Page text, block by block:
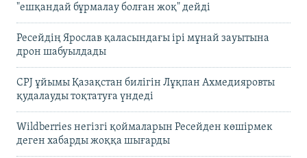
"ешқандай бұрмалау болған жоқ" дейді
Ресейдің Ярослав қаласындағы ірі мұнай зауытына
дрон шабуылдады
CPJ ұйымы Қазақстан билігін Лұқпан Ахмедияровты
қудалауды тоқтатуға үндеді
Wildberries негізгі қоймаларын Ресейден көшірмек
деген хабарды жоққа шығарды